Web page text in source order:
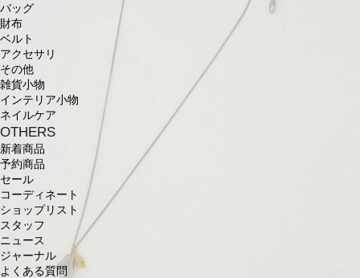
バッグ
財布
ベルト
アクセサリ
その他
雑貨小物
インテリア小物
ネイルケア
OTHERS
新着商品
予約商品
セール
コーディネート
ショップリスト
スタッフ
ニュース
ジャーナル
よくある質問